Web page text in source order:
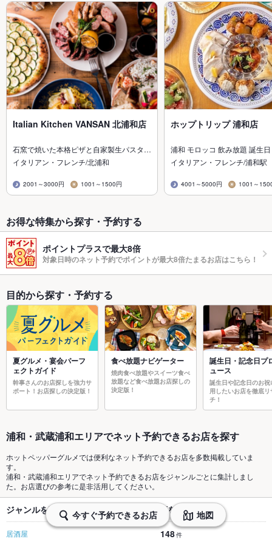
Italian Kitchen VANSAN 北浦和店
石窯で焼いた本格ピザと自家製生パスタ…
イタリアン・フレンチ/北浦和
2001～3000円 1001～1500円
ホップトリップ 浦和店
浦和 モロッコ 飲み放題 誕生日
イタリアン・フレンチ/浦和駅
4001～5000円 1001～
お得な特集から探す・予約する
ポイントプラスで最大8倍
対象日時のネット予約でポイントが最大8倍たまるお店はこちら！
目的から探す・予約する
夏グルメ・宴会パーフ
ェクトガイド
幹事さんのお店探しを強力サ
ポート！お店探しの決定版！
食べ放題ナビゲーター
焼肉食べ放題やスイーツ食べ
放題など食べ放題お店探しの
決定版！
誕生日・記念日プ
ュース
誕生日や記念日のお祝
用したいお店を徹底リ
チ！
浦和・武蔵浦和エリアでネット予約できるお店を探す
ホットペッパーグルメでは便利なネット予約できるお店を多数掲載していま
す。
浦和・武蔵浦和エリアでネット予約できるお店をジャンルごとに集計しまし
た。お店選びの参考に是非活用してください。
ジャンルを変更してネット予約できるお店を探す
居酒屋 148件
今すぐ予約できるお店 地図